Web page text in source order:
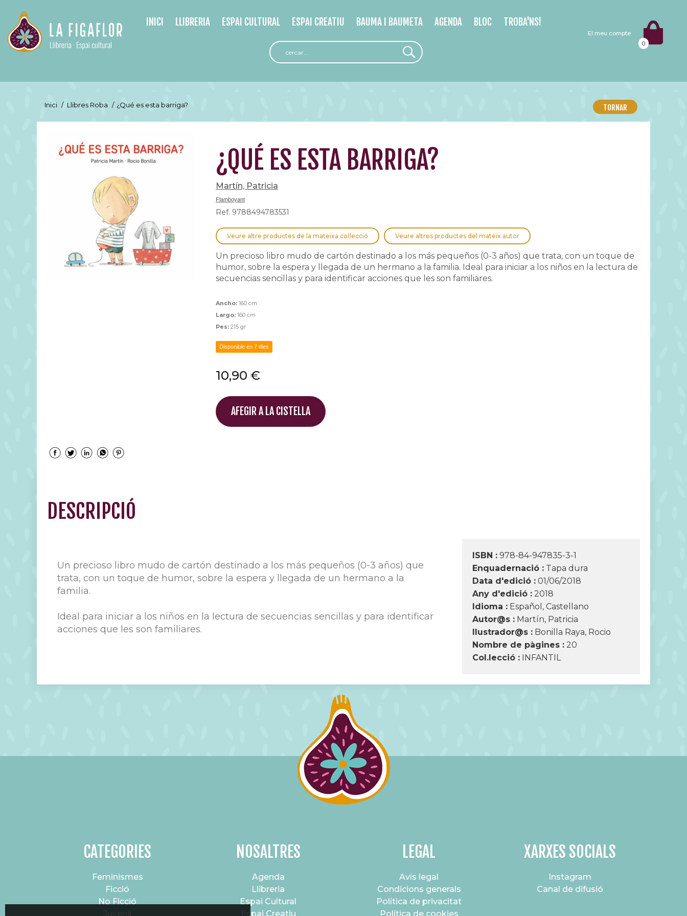
El meu compte
0
INICI LLIBRERIA ESPAI CULTURAL ESPAI CREATIU BAUMA I BAUMETA AGENDA BLOC TROBA'NS!
Inici / Llibres Roba / ¿Qué es esta barriga? TORNAR
¿QUÉ ES ESTA BARRIGA?
Martín, Patricia
Flamboyant
Ref. 9788494783531
Veure altre productes de la mateixa col·lecció Veure altres productes del mateix autor
Un precioso libro mudo de cartón destinado a los más pequeños (0-3 años) que trata, con un toque de
humor, sobre la espera y llegada de un hermano a la familia. Ideal para iniciar a los niños en la lectura de
secuencias sencillas y para identificar acciones que les son familiares.
Ancho: 160 cm
Largo: 160 cm
Pes: 215 gr
Disponible en 7 dies
10,90 €
AFEGIR A LA CISTELLA
DESCRIPCIÓ
ISBN : 978-84-947835-3-1
Enquadernació : Tapa dura
Data d'edició : 01/06/2018
Any d'edició : 2018
Idioma : Español, Castellano
Autor@s : Martín, Patricia
Ilustrador@s : Bonilla Raya, Rocio
Nombre de pàgines : 20
Col.lecció : INFANTIL
Un precioso libro mudo de cartón destinado a los más pequeños (0-3 años) que
trata, con un toque de humor, sobre la espera y llegada de un hermano a la
familia.
Ideal para iniciar a los niños en la lectura de secuencias sencillas y para identificar
acciones que les son familiares.
CATEGORIES
Feminismes
Ficció
No Ficció
NOSALTRES
Agenda
Llibreria
Espai Cultural
Espai Creatiu
LEGAL
Avís legal
Condicions generals
Política de privacitat
Política de cookies
XARXES SOCIALS
Instagram
Canal de difusió